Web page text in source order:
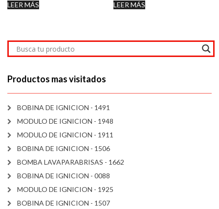
LEER MÁS LEER MÁS
Productos mas visitados
BOBINA DE IGNICION - 1491
MODULO DE IGNICION - 1948
MODULO DE IGNICION - 1911
BOBINA DE IGNICION - 1506
BOMBA LAVAPARABRISAS - 1662
BOBINA DE IGNICION - 0088
MODULO DE IGNICION - 1925
BOBINA DE IGNICION - 1507